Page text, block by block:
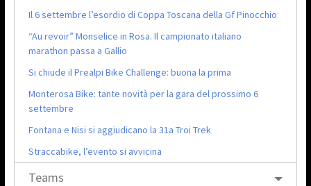
Il 6 settembre l’esordio di Coppa Toscana della Gf Pinocchio
“Au revoir” Monselice in Rosa. Il campionato italiano
marathon passa a Gallio
Si chiude il Prealpi Bike Challenge: buona la prima
Monterosa Bike: tante novità per la gara del prossimo 6
settembre
Fontana e Nisi si aggiudicano la 31a Troi Trek
Straccabike, l’evento si avvicina
Teams